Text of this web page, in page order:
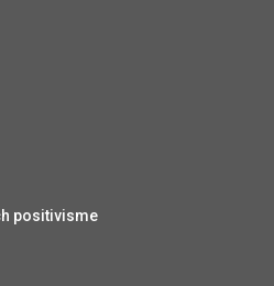
positivisme